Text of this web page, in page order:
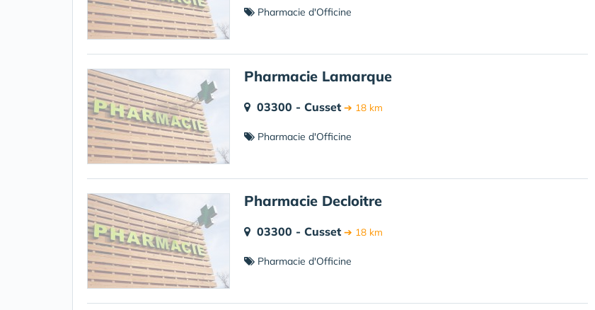
Pharmacie d'Officine
Pharmacie Lamarque
03300 - Cusset ➔ 18 km
Pharmacie d'Officine
Pharmacie Decloitre
03300 - Cusset ➔ 18 km
Pharmacie d'Officine